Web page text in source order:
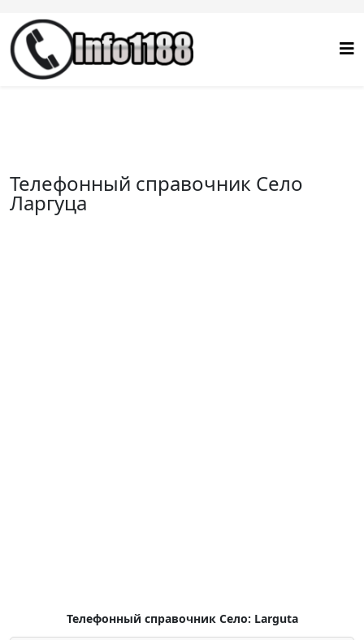
Телефонный справочник Село
Ларгуца
Телефонный справочник Село: Larguta